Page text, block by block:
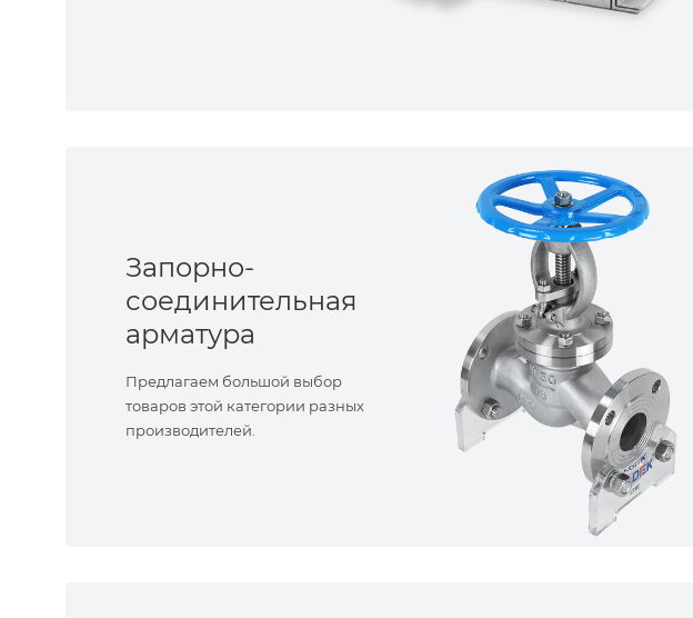
Запорно-
соединительная
арматура
Предлагаем большой выбор
товаров этой категории разных
производителей.